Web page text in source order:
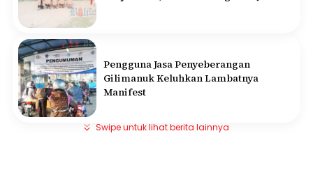
Pengguna Jasa Penyeberangan
Gilimanuk Keluhkan Lambatnya
Manifest
Swipe untuk lihat berita lainnya